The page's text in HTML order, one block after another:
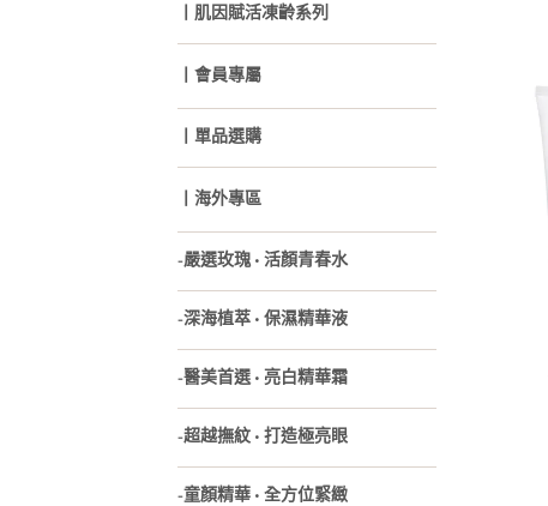
丨肌因賦活凍齡系列
丨會員專屬
丨單品選購
丨海外專區
-嚴選玫瑰 • 活顏青春水
-深海植萃 • 保濕精華液
-醫美首選 • 亮白精華霜
-超越撫紋 • 打造極亮眼
-童顏精華 • 全方位緊緻